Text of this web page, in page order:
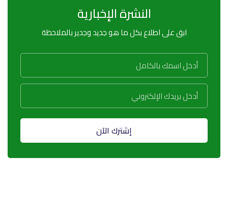
النشرة الإخبارية
ابق على اطلاع بكل ما هو جديد وجدير بالملاحظة
إشترك الآن